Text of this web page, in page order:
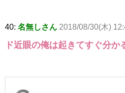
40: 名無しさん 2018/08/30(木)
ド近眼の俺は起きてすぐ分か